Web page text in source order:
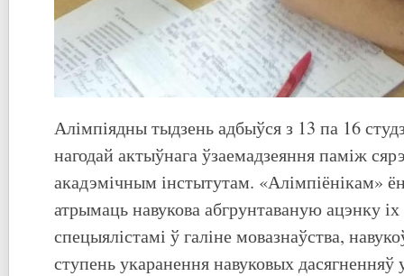
Алімпіядны тыдзень адбыўся з 13 па 16
нагодай актыўнага ўзаемадзеяння паміж
акадэмічным інстытутам. «Алімпіёнікам»
атрымаць навукова абгрунтаваную ацэнку
спецыялістамі ў галіне мовазнаўства,
ступень укаранення навуковых